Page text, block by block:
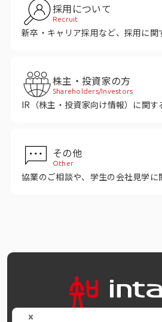
採用情報
採用について
Recruit
新卒・キャリア採用など、採用に関
株主・投資家の方
Shareholders/Investors
IR（株主・投資家向け情報）に関す
その他
Other
協業のご相談や、学生の会社見学に